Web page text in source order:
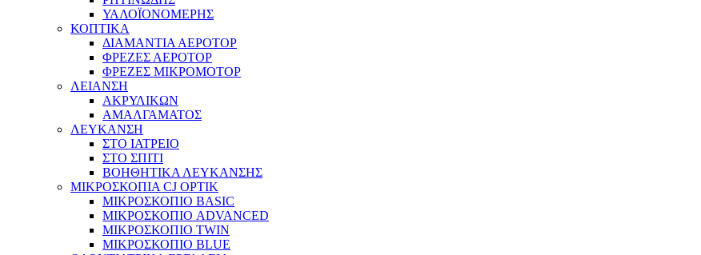
ΥΑΛΟΪΟΝΟΜΕΡΗΣ
ΚΟΠΤΙΚΑ
ΔΙΑΜΑΝΤΙΑ ΑΕΡΟΤΟΡ
ΦΡΕΖΕΣ ΑΕΡΟΤΟΡ
ΦΡΕΖΕΣ ΜΙΚΡΟΜΟΤΟΡ
ΛΕΙΑΝΣΗ
ΑΚΡΥΛΙΚΩΝ
ΑΜΑΛΓΑΜΑΤΟΣ
ΛΕΥΚΑΝΣΗ
ΣΤΟ ΙΑΤΡΕΙΟ
ΣΤΟ ΣΠΙΤΙ
ΒΟΗΘΗΤΙΚΑ ΛΕΥΚΑΝΣΗΣ
ΜΙΚΡΟΣΚΟΠΙΑ CJ OPTIK
ΜΙΚΡΟΣΚΟΠΙΟ BASIC
ΜΙΚΡΟΣΚΟΠΙΟ ADVANCED
ΜΙΚΡΟΣΚΟΠΙΟ TWIN
ΜΙΚΡΟΣΚΟΠΙΟ BLUE